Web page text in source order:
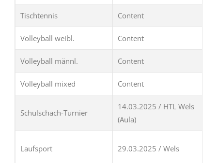
Tischtennis Content
Volleyball weibl. Content
Volleyball männl. Content
Volleyball mixed Content
Schulschach-Turnier
14.03.2025 / HTL Wels
(Aula)
Laufsport 29.03.2025 / Wels